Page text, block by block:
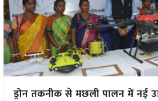
ड्रोन तकनीक से मछली पालन में नई